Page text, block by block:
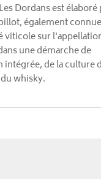
Dordans est élaboré
également
viticole sur
une démarche de
de la culture
whisky.